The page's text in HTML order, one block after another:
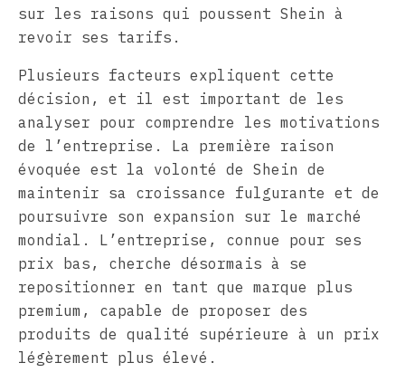
sur les raisons qui poussent Shein à
revoir ses tarifs.
Plusieurs facteurs expliquent cette
décision, et il est important de les
analyser pour comprendre les motivations
de l’entreprise. La première raison
évoquée est la volonté de Shein de
maintenir sa croissance fulgurante et de
poursuivre son expansion sur le marché
mondial. L’entreprise, connue pour ses
prix bas, cherche désormais à se
repositionner en tant que marque plus
premium, capable de proposer des
produits de qualité supérieure à un prix
légèrement plus élevé.